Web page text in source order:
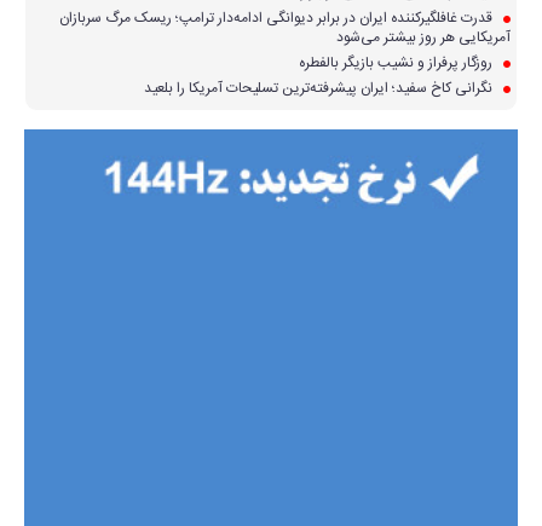
قدرت غافلگیرکننده ایران در برابر دیوانگی ادامه‌دار ترامپ؛ ریسک مرگ سربازان
آمریکایی هر روز بیشتر می‌شود
روزگار پرفراز و نشیب بازیگر بالفطره
نگرانی کاخ سفید؛ ایران پیشرفته‌ترین تسلیحات آمریکا را بلعید